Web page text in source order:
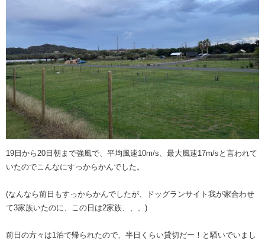
19日から20日朝まで強風で、平均風速10m/s、最大風速17m/sと言われて
いたのでこんなにすっからかんでした。
(なんなら前日もすっからかんでしたが、ドッグランサイト我が家合わせ
て3家族いたのに、この日は2家族、、、)
前日の方々は1泊で帰られたので、半日くらい貸切だー！と騒いでいまし